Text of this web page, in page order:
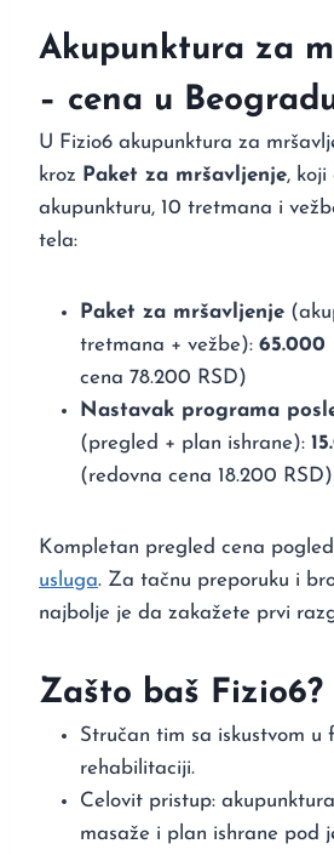
Akupunktura za
– cena u
U Fizio6 akupunktura za
kroz Paket za mršavljenje, koji
akupunkturu, 10 tretmana i
tela:
Paket za mršavljenje
tretmana + vežbe): 65.000
cena 78.200 RSD)
Nastavak programa
(pregled + plan ishrane):
(redovna cena 18.200 RSD)
Kompletan pregled cena
usluga. Za tačnu preporuku i
najbolje je da zakažete prvi
Zašto baš Fizio6?
Stručan tim sa iskustvom u
rehabilitaciji.
Celovit pristup:
masaže i plan ishrane pod